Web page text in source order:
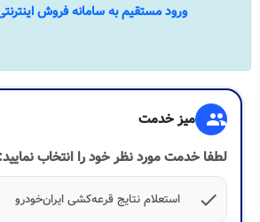
ورود مستقیم به سامانه فروش
group میز خدمت
لطفا خدمت مورد نظر خود را انتخاب نمایید:
check
استعلام نتایج قرعه‌کشی ایران‌خودرو